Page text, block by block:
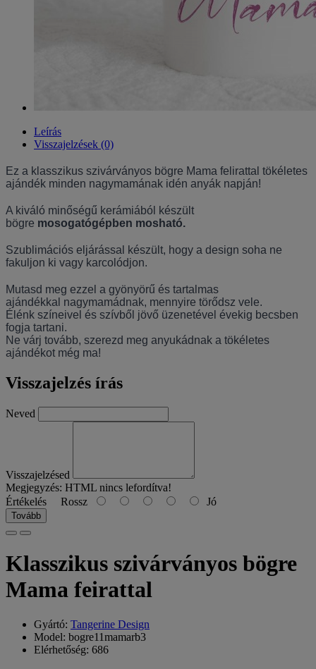
Leírás
Visszajelzések (0)
Ez a klasszikus szivárványos bögre Mama felirattal tökéletes
ajándék minden nagymamának idén anyák napján!
A kiváló minőségű kerámiából készült
bögre mosogatógépben mosható.
Szublimációs eljárással készült, hogy a design soha ne
fakuljon ki vagy karcolódjon.
Mutasd meg ezzel a gyönyörű és tartalmas
ajándékkal nagymamádnak, mennyire törődsz vele.
Élénk színeivel és szívből jövő üzenetével évekig becsben
fogja tartani.
Ne várj tovább, szerezd meg anyukádnak a tökéletes
ajándékot még ma!
Visszajelzés írás
Neved
Visszajelzésed
Megjegyzés: HTML nincs lefordítva!
Értékelés Rossz Jó
Tovább
Klasszikus szivárványos bögre
Mama feirattal
Gyártó: Tangerine Design
Model: bogre11mamarb3
Elérhetőség: 686